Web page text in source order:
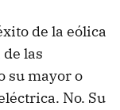
de la eólica
las
su mayor o
No. Su